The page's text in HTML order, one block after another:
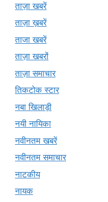
ताज़ा खबरें
ताज़ा ख़बरें
ताजा खबरें
ताज़ा खबरों
ताज़ा समाचार
तिकटोक स्टार
नबा खिलाड़ी
नयी नायिका
नवीनतम खबरें
नवीनतम समाचार
नाटकीय
नायक